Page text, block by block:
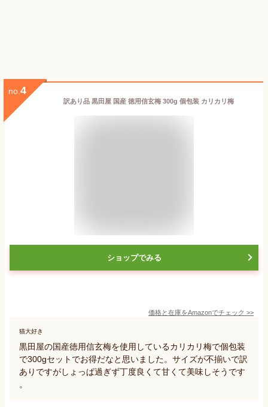
no. 4
訳あり品 黒田屋 国産 徳用信玄梅 300g 個包装 カリカリ梅
ショップでみる
価格と在庫をAmazonでチェック >>
猫大好き
黒田屋の国産徳用信玄梅を使用しているカリカリ梅で個包装
で300gセットでお得だなと思いました。サイズが不揃いで訳
ありですがしょっぱ過ぎず丁度良くて甘くて美味しそうです
。